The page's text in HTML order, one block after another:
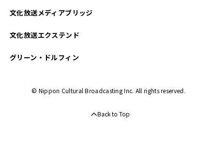
2025年01月
2024年12月
2024年11月
文化放送メディアブリッジ
文化放送エクステンド
グリーン・ドルフィン
© Nippon Cultural Broadcasting Inc. All rights reserved.
Back to Top